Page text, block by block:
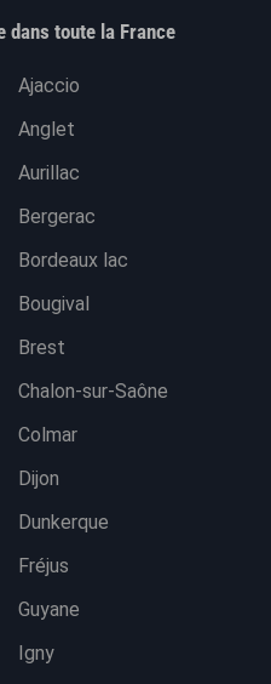
dans toute la France
Ajaccio
Anglet
Aurillac
Bergerac
Bordeaux lac
Bougival
Brest
Chalon-sur-Saône
Colmar
Dijon
Dunkerque
Fréjus
Guyane
Igny